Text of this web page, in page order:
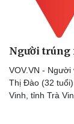
Người trúng
VOV.VN -
Thị Đào (32
Vinh, tỉnh Trà